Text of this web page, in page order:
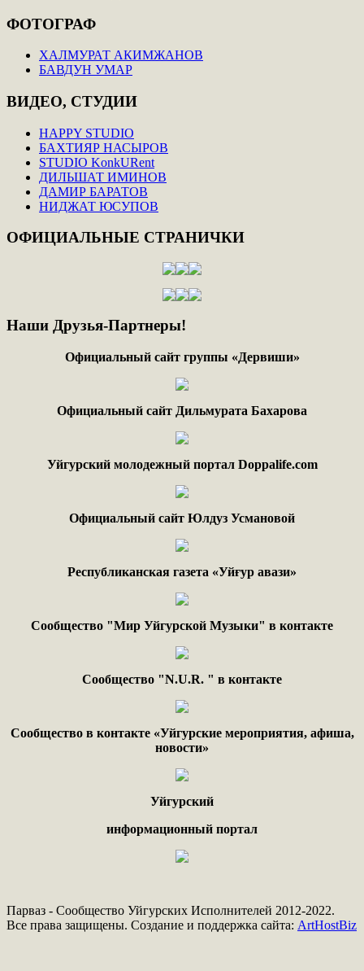
ФОТОГРАФ
ХАЛМУРАТ АКИМЖАНОВ
БАВДУН УМАР
ВИДЕО, СТУДИИ
HAPPY STUDIO
БАХТИЯР НАСЫРОВ
STUDIO KonkURent
ДИЛЬШАТ ИМИНОВ
ДАМИР БАРАТОВ
НИДЖАТ ЮСУПОВ
ОФИЦИАЛЬНЫЕ СТРАНИЧКИ
Наши Друзья-Партнеры!
Официальный сайт группы «Дервиши»
Официальный сайт Дильмурата Бахарова
Уйгурский молодежный портал Doppalife.com
Официальный сайт Юлдуз Усмановой
Республиканская газета «Уйғур авази»
Сообщество "Мир Уйгурской Музыки" в контакте
Сообщество "N.U.R. " в контакте
Сообщество в контакте «Уйгурские мероприятия, афиша,
новости»
Уйгурский
информационный портал
Парваз - Сообщество Уйгурских Исполнителей 2012-2022.
Все права защищены. Создание и поддержка сайта: ArtHostBiz